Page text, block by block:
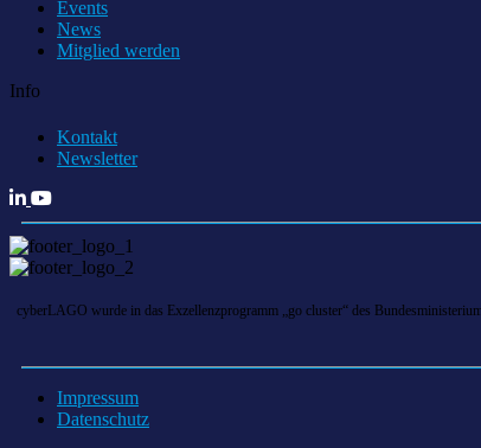
Events
News
Mitglied werden
Info
Kontakt
Newsletter
cyberLAGO wurde in das Exzellenzprogramm „go cluster“ des
Impressum
Datenschutz